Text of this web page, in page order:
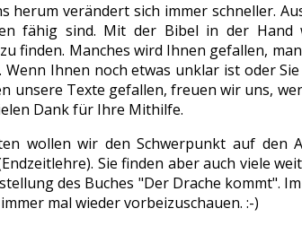
herum verändert sich immer schneller.
fähig sind. Mit der Bibel in der
finden. Manches wird Ihnen gefallen,
Wenn Ihnen noch etwas unklar ist oder
unsere Texte gefallen, freuen wir uns,
Dank für Ihre Mithilfe.
wollen wir den Schwerpunkt auf den
Sie finden aber auch viele
des Buches "Der Drache kommt".
mal wieder vorbeizuschauen. :-)